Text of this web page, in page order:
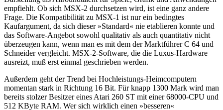
empfiehlt. Ob sich MSX-2 durchsetzen wird, ist eine ganz andere
Frage. Die Kompatibilität zu MSX-1 ist nur ein bedingtes
Kaufargument, da sich dieser »Standard« nie etablieren konnte und
das Software-Angebot sowohl qualitativ als auch quantitativ nicht
überzeugen kann, wenn man es mit dem der Marktführer C 64 und
Schneider vergleicht. MSX-2-Software, die die Luxus-Hardware
ausreizt, muß erst einmal geschrieben werden.
Außerdem geht der Trend bei Hochleistungs-Heimcomputern
momentan stark in Richtung 16 Bit. Für knapp 1300 Mark wird man
bereits stolzer Besitzer eines Atari 260 ST mit einer 68000-CPU und
512 KByte RAM. Wer sich wirklich einen »besseren«